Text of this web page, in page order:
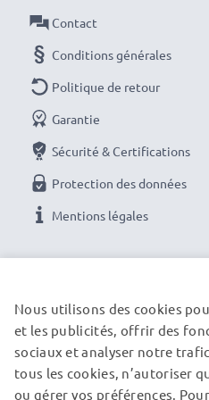
revanche, ces manettes
qu'un câble OTG que vous
manette que vous possédez
utilisable avec une manette.
Imprimer des photos
Vous pouvez connecter
l'imprimante pour imprimer
Adaptateur OTG
Connecteur 1: Micro USB
Contact
Conditions générales
Politique de retour
Garantie
Sécurité & Certifications
Protection des données
Mentions légales
NOS PARTENAIRES DE
Nous utilisons des cookies
et les publicités, offrir des
sociaux et analyser notre
tous les cookies, n’autoriser
ou gérer vos préférences.